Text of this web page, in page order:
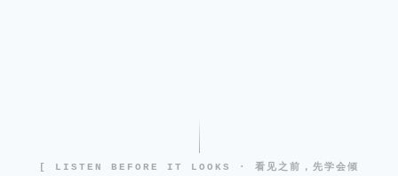
[ LISTEN BEFORE IT LOOKS · 看见之前，先学会倾